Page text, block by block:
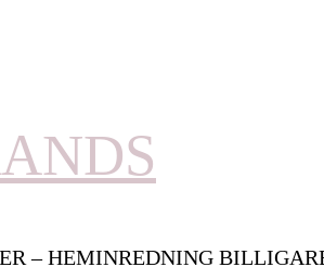
– HEMINREDNING